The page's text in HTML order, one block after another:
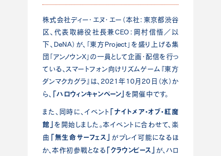
株式会社ディー・エヌ・エー（本社：東京都渋谷
区、代表取締役社長兼CEO：岡村信悟／以
下、DeNA）が、「東方Project」を盛り上げる集
団「アンノウンX」の一員として企画・配信を行っ
ている、スマートフォン向けリズムゲーム『東方
ダンマクカグラ』は、2021年10月20日（水）か
ら、 「ハロウィンキャンペーン」 を開催中です。
また、同時に、イベント 「ナイトメア・オブ・紅魔
館」 を開始しました。本イベントに合わせて、楽
曲 「無生命サーフェス」 がプレイ可能になるほ
か、本作初参戦となる 「クラウンピース」 が、ハロ